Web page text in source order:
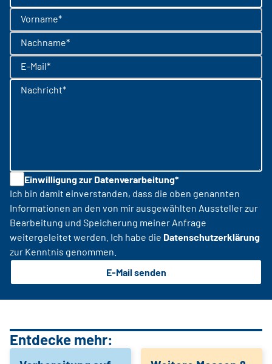
Vorname*
Nachname*
E-Mail*
Nachricht*
Einwilligung zur Datenverarbeitung*
Ich bin damit einverstanden, dass die oben genannten
Informationen an den von mir ausgewählten Aussteller zur
Bearbeitung und Speicherung meiner Anfrage
weitergeleitet werden. Ich habe die Datenschutzerklärung
zur Kenntnis genommen.
E-Mail senden
Entdecke mehr: